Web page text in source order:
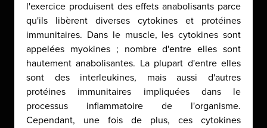
l'exercice produisent des effets anabolisants parce
qu'ils libèrent diverses cytokines et protéines
immunitaires. Dans le muscle, les cytokines sont
appelées myokines ; nombre d'entre elles sont
hautement anabolisantes. La plupart d'entre elles
sont des interleukines, mais aussi d'autres
protéines immunitaires impliquées dans le
processus inflammatoire de l'organisme.
Cependant, une fois de plus, ces cytokines